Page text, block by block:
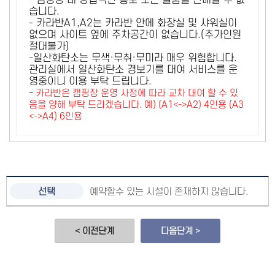
습니다.
- 카라반A1,A2는 카라반 안에 화장실 및 샤워실이
없으며 사이트 옆에 주차공간이 없습니다.(추가인원
절대불가)
-일산화탄소는 무색·무취·무미라 매우 위험합니다.
관리실에서 일산화탄소 경보기를 대여 서비스를 운
영중이니 이용 부탁 드립니다.
- 카라반은 캠핑장 운영 사정에 따라 교차 대여 할 수 있
음을 양해 부탁 드리겠습니다. 예) (A1<->A2) 4인용 (A3
<->A4) 6인용
예약할수 있는 시설이 존재하지 않습니다.
< 이전단계 다음단계 >